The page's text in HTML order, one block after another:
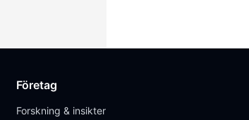
Företag
Forskning & insikter